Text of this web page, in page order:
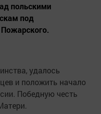
польскими
под
удалось
и положить начало
Победную честь